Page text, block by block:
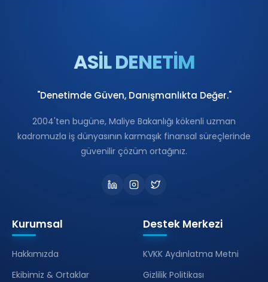
ASİL DENETİM
"Denetimde Güven, Danışmanlıkta Değer."
2004'ten bugüne, Maliye Bakanlığı kökenli uzman
kadromuzla iş dünyasının karmaşık finansal süreçlerinde
güvenilir çözüm ortağınız.
Kurumsal
Hakkımızda
Ekibimiz & Ortaklar
Destek Merkezi
KVKK Aydınlatma Metni
Gizlilik Politikası